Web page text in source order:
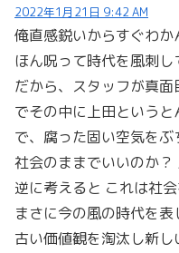
2022年1月21日 9:42 AM
俺直感鋭いからすぐわか
ほん呪って時代を風刺
だから、スタッフが真
でその中に上田という
で、腐った固い空気を
社会のままでいいのか？
逆に考えると これは社
まさに今の風の時代を
古い価値観を淘汰し新